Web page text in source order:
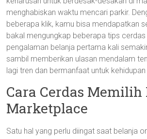
menghabiskan waktu mencari parkir.
beberapa klik, kamu bisa mendapatkan
bakal mengungkap beberapa tips cerdas
pengalaman belanja pertama kali
sambil memberikan ulasan mendalam
lagi tren dan bermanfaat untuk kehidupan
Cara Cerdas
Marketplace
Satu hal yang perlu diingat saat belanja